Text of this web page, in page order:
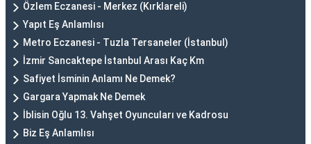
Özlem Eczanesi - Merkez (Kırklareli)
Yapıt Eş Anlamlısı
Metro Eczanesi - Tuzla Tersaneler (İstanbul)
İzmir Sancaktepe İstanbul Arası Kaç Km
Safiyet İsminin Anlamı Ne Demek?
Gargara Yapmak Ne Demek
İblisin Oğlu 13. Vahşet Oyuncuları ve Kadrosu
Biz Eş Anlamlısı